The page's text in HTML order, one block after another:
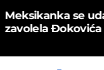
Meksikanka se
zavolela